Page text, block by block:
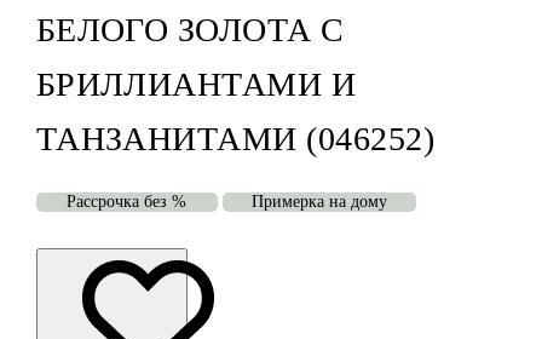
БЕЛОГО ЗОЛОТА С
БРИЛЛИАНТАМИ И
ТАНЗАНИТАМИ (046252)
Рассрочка без % Примерка на дому